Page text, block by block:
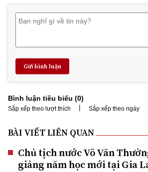
Gửi bình luận
Bình luận tiêu biểu (0)
Sắp xếp theo lượt thích | Sắp xếp theo ngày
BÀI VIẾT LIÊN QUAN
Chủ tịch nước Võ Văn
giảng năm học mới tại Gia